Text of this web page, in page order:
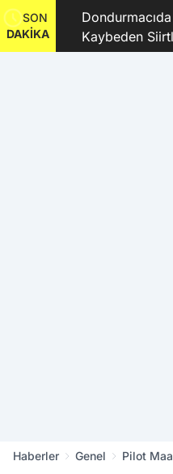
SON
DAKİKA
Dondurmacıda
Kaybeden Siirtli
ve 9 Şüpheli
Haberler Genel
Pilot